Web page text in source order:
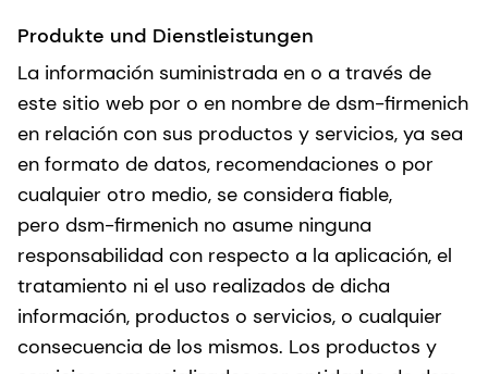
Produkte und Dienstleistungen
La información suministrada en o a través de
este sitio web por o en nombre de dsm-firmenich
en relación con sus productos y servicios, ya sea
en formato de datos, recomendaciones o por
cualquier otro medio, se considera fiable,
pero dsm-firmenich no asume ninguna
responsabilidad con respecto a la aplicación, el
tratamiento ni el uso realizados de dicha
información, productos o servicios, o cualquier
consecuencia de los mismos. Los productos y